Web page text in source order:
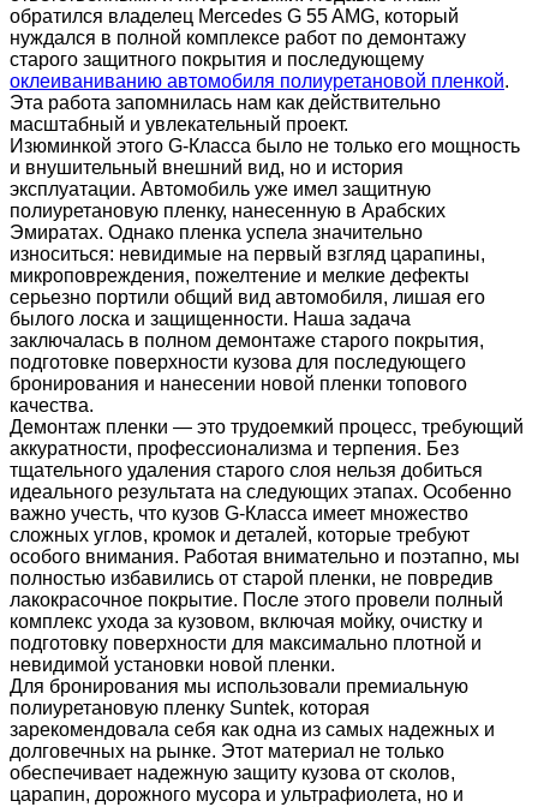
обратился владелец Mercedes G 55 AMG, который
нуждался в полной комплексе работ по демонтажу
старого защитного покрытия и последующему
оклеиваниванию автомобиля полиуретановой пленкой.
Эта работа запомнилась нам как действительно
масштабный и увлекательный проект.
Изюминкой этого G-Класса было не только его мощность
и внушительный внешний вид, но и история
эксплуатации. Автомобиль уже имел защитную
полиуретановую пленку, нанесенную в Арабских
Эмиратах. Однако пленка успела значительно
износиться: невидимые на первый взгляд царапины,
микроповреждения, пожелтение и мелкие дефекты
серьезно портили общий вид автомобиля, лишая его
былого лоска и защищенности. Наша задача
заключалась в полном демонтаже старого покрытия,
подготовке поверхности кузова для последующего
бронирования и нанесении новой пленки топового
качества.
Демонтаж пленки — это трудоемкий процесс, требующий
аккуратности, профессионализма и терпения. Без
тщательного удаления старого слоя нельзя добиться
идеального результата на следующих этапах. Особенно
важно учесть, что кузов G-Класса имеет множество
сложных углов, кромок и деталей, которые требуют
особого внимания. Работая внимательно и поэтапно, мы
полностью избавились от старой пленки, не повредив
лакокрасочное покрытие. После этого провели полный
комплекс ухода за кузовом, включая мойку, очистку и
подготовку поверхности для максимально плотной и
невидимой установки новой пленки.
Для бронирования мы использовали премиальную
полиуретановую пленку Suntek, которая
зарекомендовала себя как одна из самых надежных и
долговечных на рынке. Этот материал не только
обеспечивает надежную защиту кузова от сколов,
царапин, дорожного мусора и ультрафиолета, но и